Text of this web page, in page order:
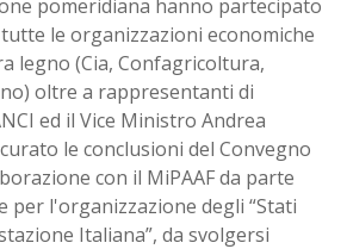
pomeridiana hanno partecipato
le organizzazioni economiche
legno (Cia, Confagricoltura,
oltre a rappresentanti di
ed il Vice Ministro Andrea
le conclusioni del Convegno
con il MiPAAF da parte
per l'organizzazione degli “Stati
Italiana”, da svolgersi